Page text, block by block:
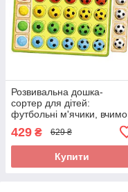
Розвивальна дошка-
сортер для дітей:
футбольні м'ячики, вчимо
лічбу, кольори та цифри
від 1 до 5
429 ₴ 629 ₴
Купити